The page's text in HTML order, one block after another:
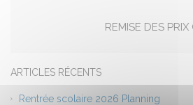
REMISE DES
ARTICLES RÉCENTS
Rentrée scolaire 2026 Planning